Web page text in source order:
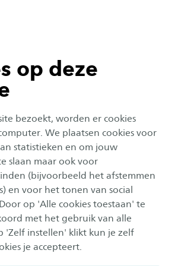
op deze
bezoekt, worden er cookies
We plaatsen cookies voor
statistieken en om jouw
slaan maar ook voor
(bijvoorbeeld het afstemmen
en voor het tonen van social
op 'Alle cookies toestaan' te
met het gebruik van alle
'Zelf instellen' klikt kun je zelf
je accepteert.
knoop doorgehakt! Schrijf je
data? Ontdek de nieuwe